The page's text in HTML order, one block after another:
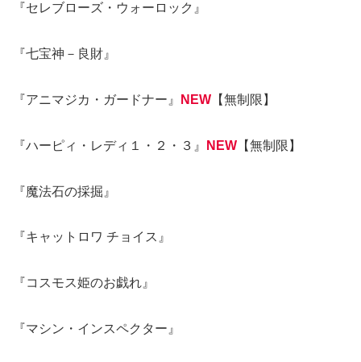
『セレブローズ・ウォーロック』
『七宝神－良財』
『アニマジカ・ガードナー』 NEW 【無制限】
『ハーピィ・レディ１・２・３』 NEW 【無制限】
『魔法石の採掘』
『キャットロワ チョイス』
『コスモス姫のお戯れ』
『マシン・インスペクター』